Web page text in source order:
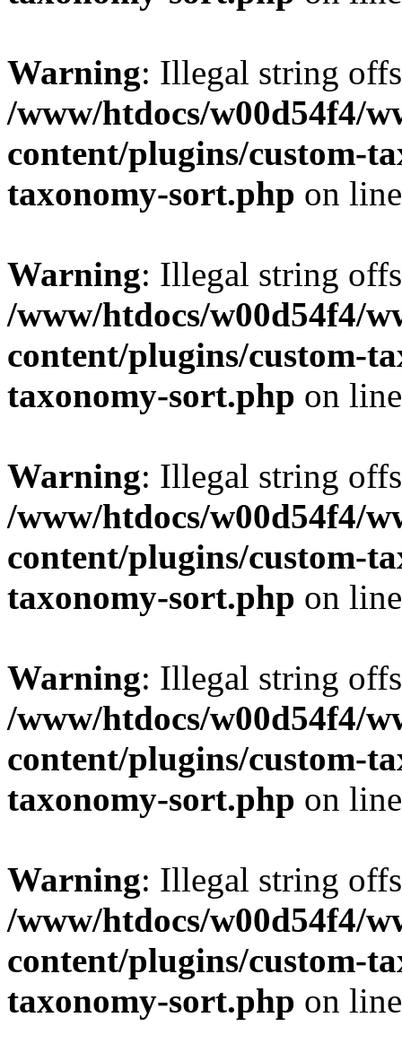
Warning: Illegal string
/www/htdocs/w00d54f4/
content/plugins/custom-
taxonomy-sort.php on
Warning: Illegal string
/www/htdocs/w00d54f4/
content/plugins/custom-
taxonomy-sort.php on
Warning: Illegal string
/www/htdocs/w00d54f4/
content/plugins/custom-
taxonomy-sort.php on
Warning: Illegal string
/www/htdocs/w00d54f4/
content/plugins/custom-
taxonomy-sort.php on
Warning: Illegal string
/www/htdocs/w00d54f4/
content/plugins/custom-
taxonomy-sort.php on